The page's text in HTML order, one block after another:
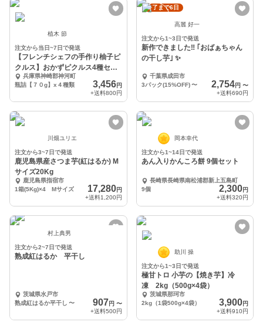
植木 節
注文から当日~7日で発送
【フレンチシェフの手作り柚子ピ
クルス】おかずピクルス4種セッ
ト兵庫県神崎郡神河町
瓶詰【７０g】x４種類
3,456円
+送料800円
終了まで6日
高麗 好一
注文から1~3日で発送
新作できました‼️ ｢おばぁちゃん
の干し芋｣ ✨️
千葉県成田市
3パック(15%OFF) 〜 2,754円 〜
+送料690円
川畑ユリエ
注文から3~7日で発送
鹿児島県産さつま芋(紅はるか) M
サイズ20Kg
鹿児島県指宿市
1箱(5Kg)×4 Mサイズ
17,280円
+送料1,200円
岡本幸代
注文から1~14日で発送
あん入りかんころ餅 9個セット
長崎県長崎県南松浦郡新上五島町
9個
2,300円
+送料320円
村上典男
注文から2~7日で発送
熟成紅はるか 平干し
茨城県水戸市
熟成紅はるか平干し 〜 907 円 〜
+送料500円
助川 操
注文から1~3日で発送
極甘トロ 小芋の【焼き芋】冷
凍 2kg（500g×4袋）
茨城県那珂市
2kg（1袋500g×4袋）
3,900円
+送料910円